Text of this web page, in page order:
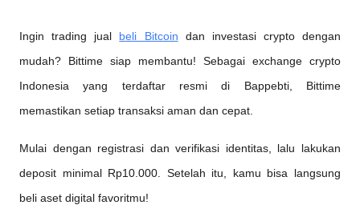
Ingin trading jual beli Bitcoin dan investasi crypto dengan
mudah? Bittime siap membantu! Sebagai exchange crypto
Indonesia yang terdaftar resmi di Bappebti, Bittime
memastikan setiap transaksi aman dan cepat.
Mulai dengan registrasi dan verifikasi identitas, lalu lakukan
deposit minimal Rp10.000. Setelah itu, kamu bisa langsung
beli aset digital favoritmu!